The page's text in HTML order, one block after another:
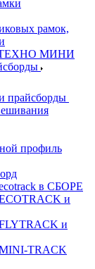
рамок,
ТЕХНО МИНИ
прайсборды
профиль
в СБОРЕ
и
и
TRACK